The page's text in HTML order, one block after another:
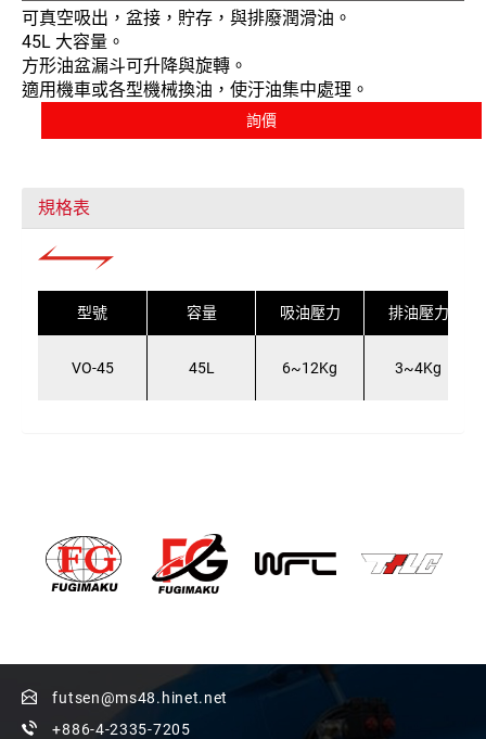
可真空吸出，盆接，貯存，與排廢潤滑油。
45L 大容量。
方形油盆漏斗可升降與旋轉。
適用機車或各型機械換油，使汙油集中處理。
詢價
規格表
型號 容量 吸油壓力 排油壓力
VO-45 45L 6~12Kg 3~4Kg
futsen@ms48.hinet.net
+886-4-2335-7205